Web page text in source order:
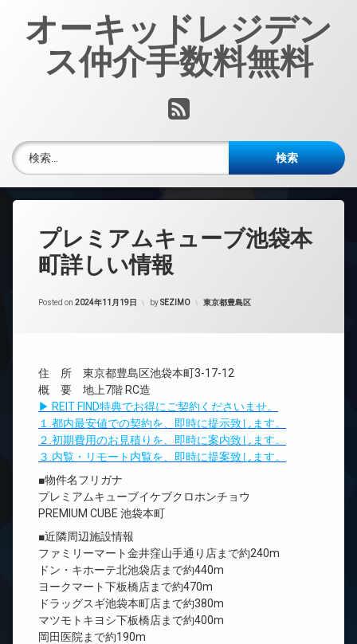
オーキッドレジデン
ス仲介手数料無料
RSS
検索:
プレミアムキューブ池袋本
町詳しい情報
Posted on 2024年11月19日 bySEZIMO カテゴリー:
東京都豊島区
住 所 東京都豊島区池袋本町3-17-12
概 要 地上7階 RC造
▶ REIT FIND特典でお得にご契約くださいませ。
１.都内最安値での契約を、即時に提示致します。
２.初期費用のお見積りを、即時に案内致します。
３.内覧・リモート内覧を、即時に提案致します。
■物件名フリガナ
プレミアムキューブイケブクロホンチョウ
PREMIUM CUBE 池袋本町
■近隣周辺施設情報
ファミリーマート金井窪山手通り店まで約240m
ドン・キホーテ北池袋店まで約440m
ヨークマート下板橋店まで約470m
ドラッグスギ池袋本町店まで約380m
マツモトキヨシ下板橋店まで約400m
岡田医院まで約190m